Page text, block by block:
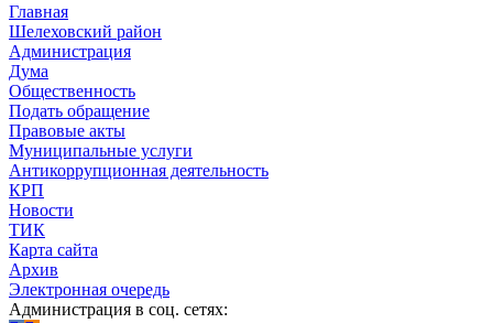
Главная
Шелеховский район
Администрация
Дума
Общественность
Подать обращение
Правовые акты
Муниципальные услуги
Антикоррупционная деятельность
КРП
Новости
ТИК
Карта сайта
Архив
Электронная очередь
Администрация в соц. сетях: